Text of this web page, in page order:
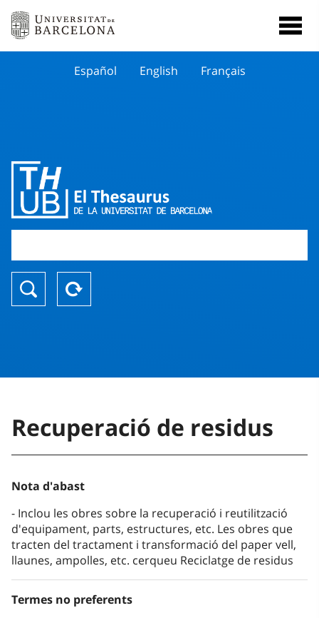
Español English Français
Recuperació de residus
Nota d'abast
Inclou les obres sobre la recuperació i reutilització
d'equipament, parts, estructures, etc. Les obres que
tracten del tractament i transformació del paper vell,
llaunes, ampolles, etc. cerqueu Reciclatge de residus
Termes no preferents